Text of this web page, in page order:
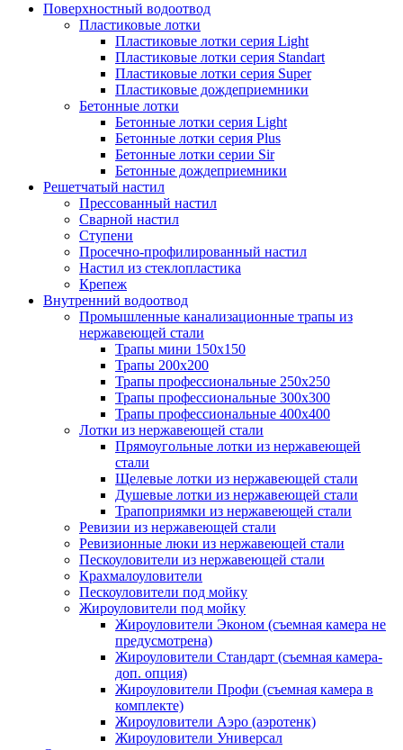
Поверхностный водоотвод
Пластиковые лотки
Пластиковые лотки серия Light
Пластиковые лотки серия Standart
Пластиковые лотки серия Super
Пластиковые дождеприемники
Бетонные лотки
Бетонные лотки серия Light
Бетонные лотки серия Plus
Бетонные лотки серии Sir
Бетонные дождеприемники
Решетчатый настил
Прессованный настил
Сварной настил
Ступени
Просечно-профилированный настил
Настил из стеклопластика
Крепеж
Внутренний водоотвод
Промышленные канализационные трапы из
нержавеющей стали
Трапы мини 150х150
Трапы 200х200
Трапы профессиональные 250х250
Трапы профессиональные 300х300
Трапы профессиональные 400х400
Лотки из нержавеющей стали
Прямоугольные лотки из нержавеющей
стали
Щелевые лотки из нержавеющей стали
Душевые лотки из нержавеющей стали
Трапоприямки из нержавеющей стали
Ревизии из нержавеющей стали
Ревизионные люки из нержавеющей стали
Пескоуловители из нержавеющей стали
Крахмалоуловители
Пескоуловители под мойку
Жироуловители под мойку
Жироуловители Эконом (съемная камера не
предусмотрена)
Жироуловители Стандарт (съемная камера-
доп. опция)
Жироуловители Профи (съемная камера в
комплекте)
Жироуловители Аэро (аэротенк)
Жироуловители Универсал